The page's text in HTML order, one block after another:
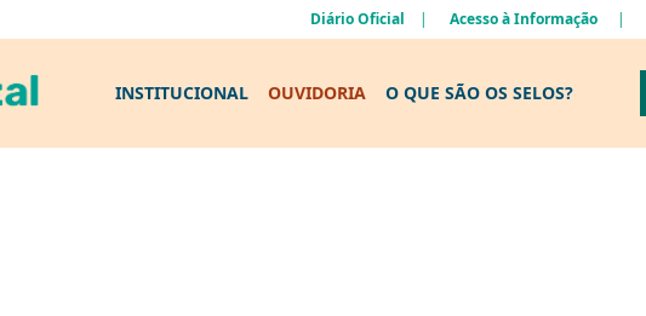
Diário Oficial Acesso à Informação
INSTITUCIONAL OUVIDORIA O QUE SÃO OS SELOS?